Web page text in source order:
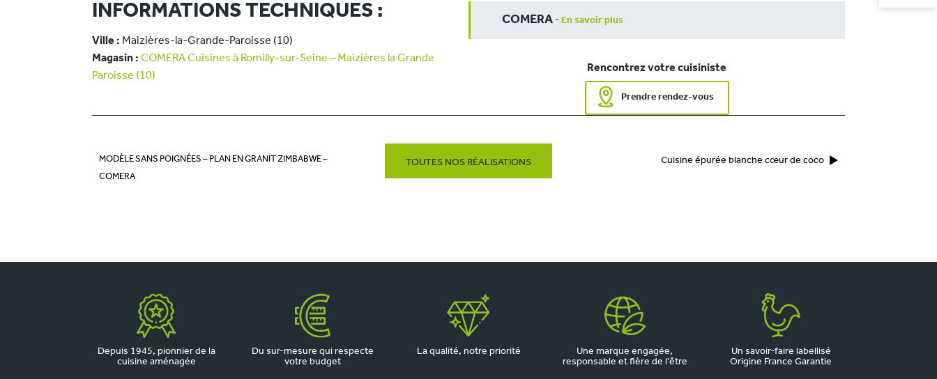
INFORMATIONS TECHNIQUES :
Ville : Maizières-la-Grande-Paroisse (10)
Magasin : COMERA Cuisines à Romilly-sur-Seine – Maizières la Grande
Paroisse (10)
COMERA - En savoir plus
Rencontrez votre cuisiniste
Prendre rendez-vous
MODÈLE SANS POIGNÉES – PLAN EN GRANIT ZIMBABWE –
COMERA
TOUTES NOS RÉALISATIONS Cuisine épurée blanche cœur de coco
Depuis 1945, pionnier de la
cuisine aménagée
Du sur-mesure qui respecte
votre budget
La qualité, notre priorité
Une marque engagée,
responsable et fière de l'être
Un savoir-faire labellisé
Origine France Garantie